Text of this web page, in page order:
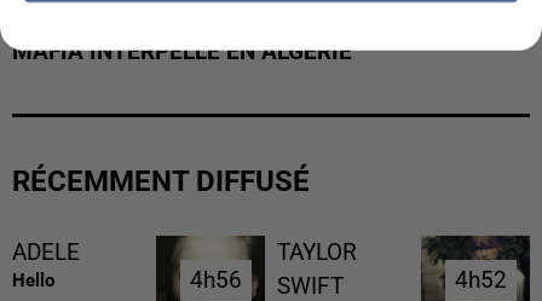
MAFIA INTERPELLÉ EN ALGÉRIE
RÉCEMMENT DIFFUSÉ
ADELE
Hello 4h56
4h56
TAYLOR
SWIFT
4h52
4h52